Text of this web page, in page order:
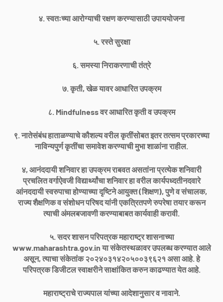
४. स्वतःच्या आरोग्याची रक्षण करण्यासाठी उपाययोजना
५. रस्ते सुरक्षा
६. समस्या निराकरणाची तंत्रे
७. कृती, खेळ यावर आधारित उपक्रम
८. Mindfulness वर आधारित कृती व उपक्रम
९. नातेसंबंध हाताळण्याचे कौशल्य वरील कृतींसोबत इतर तत्सम प्रकारच्या
नाविन्यपुर्ण कृतींचा समावेश करण्याची मुभा शाळांना राहील.
४, आनंददायी शनिवार हा उपक्रम राबवत असतांना प्रत्येक शनिवारी
प्रचलित वर्गाऐवजी विद्यार्थ्यांचा शनिवार हा वरील कार्यपध्दतीनदवारे
आंनददायी स्वरुपाचा होण्याच्या दृष्टिने आयुक्त (शिक्षण), पुणे व संचालक,
राज्य शैक्षणिक व संशोधन परिषद यांनी एकत्रितपणे रुपरेषा तयार करून
त्याची अंमलबजावणी करण्याबाबत कार्यवाही करावी.
५. सदर शासन परिपत्रक महाराष्ट्र शासनाच्या
www.maharashtra.gov.in या संकेतस्थळावर उपलब्ध करण्यात आले
असून, त्याचा संकेतांक २०२४०३१४२०५००३९६२१ असा आहे. हे
परिपत्रक डिजीटल स्वाक्षरीने साक्षांकित करुन काढण्यात येत आहे.
महाराष्ट्राचे राज्यपाल यांच्या आदेशानुसार व नावाने.